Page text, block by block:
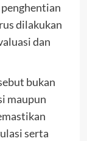
dilakukan
dan
bukan
maupun
serta